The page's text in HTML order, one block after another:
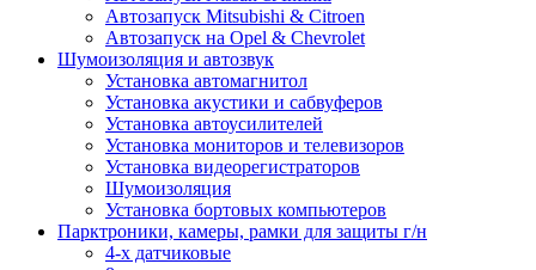
Автозапуск Mitsubishi & Citroen
Автозапуск на Opel & Chevrolet
Шумоизоляция и автозвук
Установка автомагнитол
Установка акустики и сабвуферов
Установка автоусилителей
Установка мониторов и телевизоров
Установка видеорегистраторов
Шумоизоляция
Установка бортовых компьютеров
Парктроники, камеры, рамки для защиты г/н
4-х датчиковые